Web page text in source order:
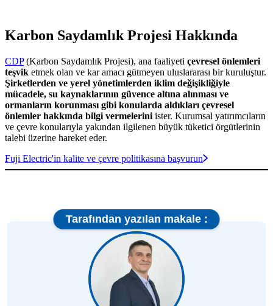
Karbon Saydamlık Projesi Hakkında
CDP(Karbon Saydamlık Projesi), ana faaliyeti çevresel önlemleri
teşvik etmek olan ve kar amacı gütmeyen uluslararası bir kuruluştur.
Şirketlerden ve yerel yönetimlerden iklim değişikliğiyle
mücadele, su kaynaklarının güvence altına alınması ve
ormanların korunması gibi konularda aldıkları çevresel
önlemler hakkında bilgi vermelerini ister. Kurumsal yatırımcıların
ve çevre konularıyla yakından ilgilenen büyük tüketici örgütlerinin
talebi üzerine hareket eder.
Fuji Electric'in kalite ve çevre politikasına başvurun
Tarafından yazılan makale :